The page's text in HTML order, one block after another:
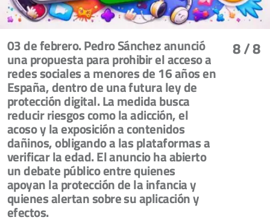
8/ 8
03 de febrero. Pedro Sánchez anunció
una propuesta para prohibir el acceso a
redes sociales a menores de 16 años en
España, dentro de una futura ley de
protección digital. La medida busca
reducir riesgos como la adicción, el
acoso y la exposición a contenidos
dañinos, obligando a las plataformas a
verificar la edad. El anuncio ha abierto
un debate público entre quienes
apoyan la protección de la infancia y
quienes alertan sobre su aplicación y
efectos.